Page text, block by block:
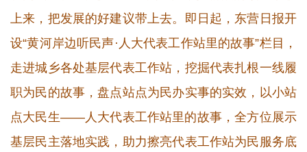
上来，把发展的好建议带上去。即日起，东营日报开
设“黄河岸边听民声·人大代表工作站里的故事”栏目，
走进城乡各处基层代表工作站，挖掘代表扎根一线履
职为民的故事，盘点站点为民办实事的实效，以小站
点大民生——人大代表工作站里的故事，全方位展示
基层民主落地实践，助力擦亮代表工作站为民服务底